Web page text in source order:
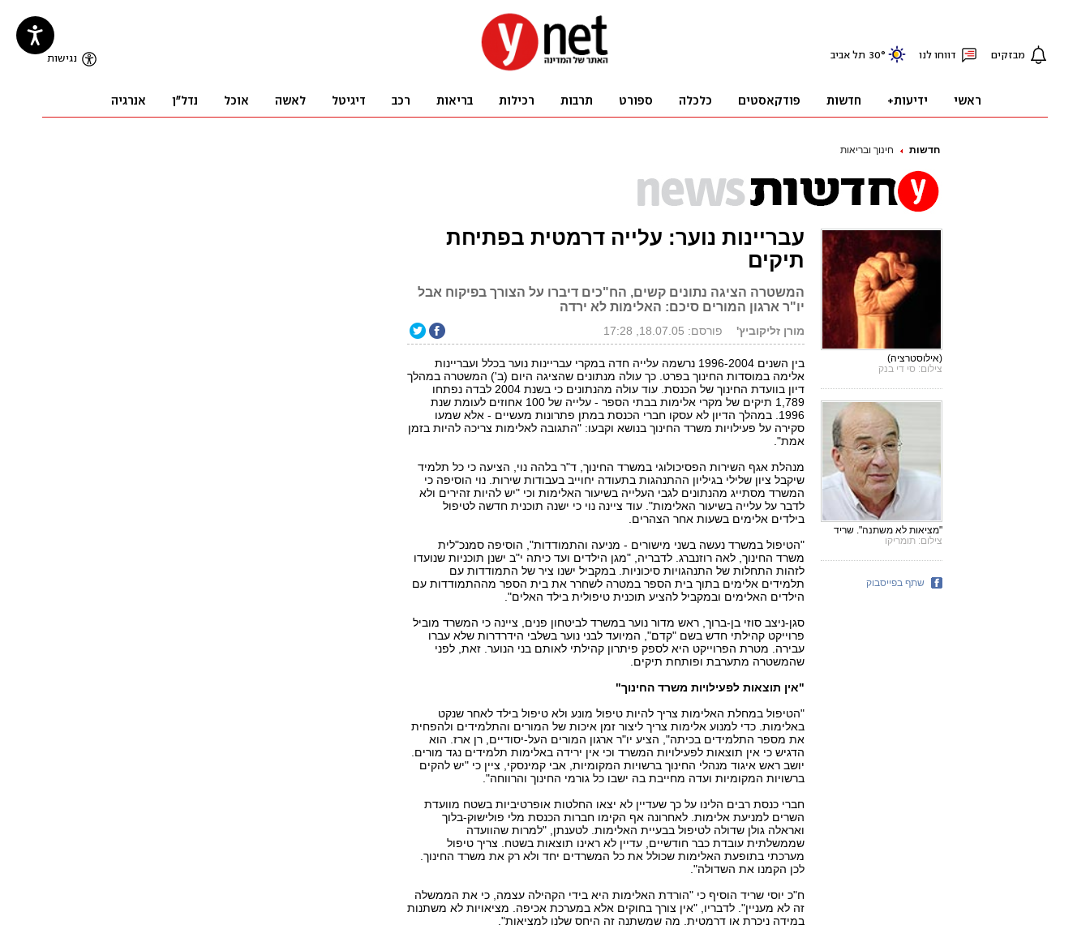
חדשות חינוך ובריאות
עבריינות נוער: עלייה דרמטית בפתיחת
תיקים
המשטרה הציגה נתונים קשים, הח"כים דיברו על הצורך בפיקוח אבל
יו"ר ארגון המורים סיכם: האלימות לא ירדה
מורן זליקוביץ' פורסם: 18.07.05, 17:28
בין השנים 1996-2004 נרשמה עלייה חדה במקרי עבריינות נוער בכלל ועבריינות
אלימה במוסדות החינוך בפרט. כך עולה מנתונים שהציגה היום (ב') המשטרה במהלך
דיון בוועדת החינוך של הכנסת. עוד עולה מהנתונים כי בשנת 2004 לבדה נפתחו
1,789 תיקים של מקרי אלימות בבתי הספר - עלייה של 100 אחוזים לעומת שנת
1996. במהלך הדיון לא עסקו חברי הכנסת במתן פתרונות מעשיים - אלא שמעו
סקירה על פעילויות משרד החינוך בנושא וקבעו: "התגובה לאלימות צריכה להיות בזמן
אמת".
מנהלת אגף השירות הפסיכולוגי במשרד החינוך, ד"ר בלהה נוי, הציעה כי כל תלמיד
שיקבל ציון שלילי בגיליון ההתנהגות בתעודה יחוייב בעבודות שירות. נוי הוסיפה כי
המשרד מסתייג מהנתונים לגבי העלייה בשיעור האלימות וכי "יש להיות זהירים ולא
לדבר על עלייה בשיעור האלימות". עוד ציינה נוי כי ישנה תוכנית חדשה לטיפול
בילדים אלימים בשעות אחר הצהרים.
"הטיפול במשרד נעשה בשני מישורים - מניעה והתמודדות", הוסיפה סמנכ"לית
משרד החינוך, לאה רוזנברג. לדבריה, "מגן הילדים ועד כיתה י"ב ישנן תוכניות שנועדו
לזהות התחלות של התנהגויות סיכוניות. במקביל ישנו ציר של התמודדות עם
תלמידים אלימים בתוך בית הספר במטרה לשחרר את בית הספר מההתמודדות עם
הילדים האלימים ובמקביל להציע תוכנית טיפולית בילד האלים".
סגן-ניצב סוזי בן-ברוך, ראש מדור נוער במשרד לביטחון פנים, ציינה כי המשרד מוביל
פרוייקט קהילתי חדש בשם "קדם", המיועד לבני נוער בשלבי הידרדרות שלא עברו
עבירה. מטרת הפרוייקט היא לספק פיתרון קהילתי לאותם בני הנוער. זאת, לפני
שהמשטרה מתערבת ופותחת תיקים.
"אין תוצאות לפעילויות משרד החינוך"
"הטיפול במחלת האלימות צריך להיות טיפול מונע ולא טיפול בילד לאחר שנקט
באלימות. כדי למנוע אלימות צריך ליצור זמן איכות של המורים והתלמידים ולהפחית
את מספר התלמידים בכיתה", הציע יו"ר ארגון המורים העל-יסודיים, רן ארז. הוא
הדגיש כי אין תוצאות לפעילויות המשרד וכי אין ירידה באלימות תלמידים נגד מורים.
יושב ראש איגוד מנהלי החינוך ברשויות המקומיות, אבי קמינסקי, ציין כי "יש להקים
ברשויות המקומיות ועדה מחייבת בה ישבו כל גורמי החינוך והרווחה".
חברי כנסת רבים הלינו על כך שעדיין לא יצאו החלטות אופרטיביות בשטח מוועדת
השרים למניעת אלימות. לאחרונה אף הקימו חברות הכנסת מלי פולישוק-בלוך
ואראלה גולן שדולה לטיפול בבעיית האלימות. לטענתן, "למרות שהוועדה
שממשלתית עובדת כבר חודשיים, עדיין לא ראינו תוצאות בשטח. צריך טיפול
מערכתי בתופעת האלימות שכולל את כל המשרדים יחד ולא רק את משרד החינוך.
לכן הקמנו את השדולה".
ח"כ יוסי שריד הוסיף כי "הורדת האלימות היא בידי הקהילה עצמה, כי את הממשלה
זה לא מעניין". לדבריו, "אין צורך בחוקים אלא במערכת אכיפה. מציאויות לא משתנות
במידה ניכרת או דרמטית. מה שמשתנה זה היחס שלנו למציאות".
(אילוסטרציה)
צילום: סי די בנק
"מציאות לא משתנה". שריד
צילום: תומריקו
שתף בפייסבוק